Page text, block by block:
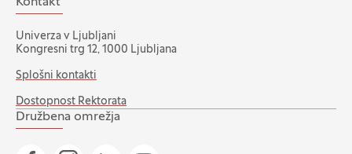
Univerza v Ljubljani
Kongresni trg 12, 1000 Ljubljana
Splošni kontakti
Dostopnost Rektorata
Družbena omrežja